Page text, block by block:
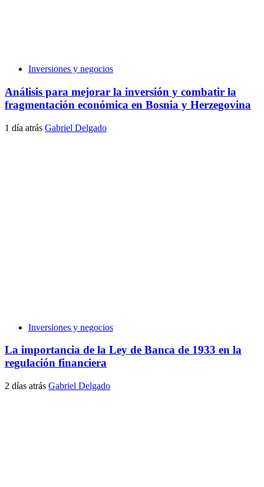
Inversiones y negocios
Análisis para mejorar la inversión y combatir la
fragmentación económica en Bosnia y Herzegovina
1 día atrás Gabriel Delgado
Inversiones y negocios
La importancia de la Ley de Banca de 1933 en la
regulación financiera
2 días atrás Gabriel Delgado